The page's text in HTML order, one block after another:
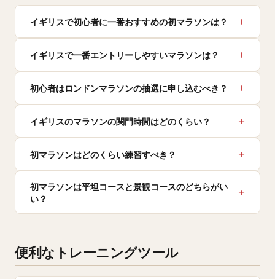
イギリスで初心者に一番おすすめの初マラソンは？
イギリスで一番エントリーしやすいマラソンは？
初心者はロンドンマラソンの抽選に申し込むべき？
イギリスのマラソンの関門時間はどのくらい？
初マラソンはどのくらい練習すべき？
初マラソンは平坦コースと景観コースのどちらがい
い？
便利なトレーニングツール